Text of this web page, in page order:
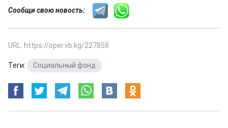
Сообщи свою новость:
URL: https://oper.vb.kg/227858
Теги: Социальный фонд